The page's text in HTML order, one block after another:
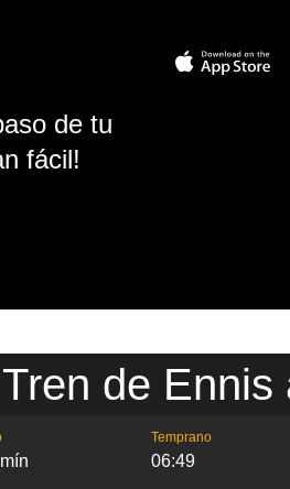
de tu
fácil!
de Ennis
Temprano
06:49